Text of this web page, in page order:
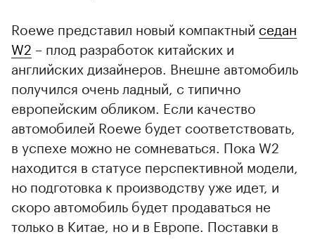
Roewe представил новый компактный седан
W2 – плод разработок китайских и
английских дизайнеров. Внешне автомобиль
получился очень ладный, с типично
европейским обликом. Если качество
автомобилей Roewe будет соответствовать,
в успехе можно не сомневаться. Пока W2
находится в статусе перспективной модели,
но подготовка к производству уже идет, и
скоро автомобиль будет продаваться не
только в Китае, но и в Европе. Поставки в